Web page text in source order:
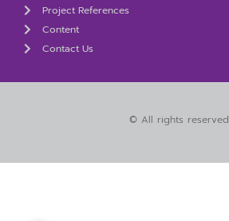
Project References
Content
Contact Us
© All rights reserved